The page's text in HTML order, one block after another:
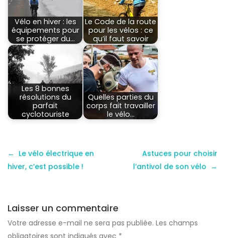
Vélo en hiver : les
équipements pour
se protéger du…
Le Code de la route
pour les vélos : ce
qu’il faut savoir
Les 8 bonnes
résolutions du
parfait
cyclotouriste
Quelles parties du
corps fait travailler
le vélo…
Le vélo électrique en
hiver, c’est possible !
Astuces pour choisir
l’antivol de son vélo
Laisser un commentaire
Votre adresse e-mail ne sera pas publiée. Les champs